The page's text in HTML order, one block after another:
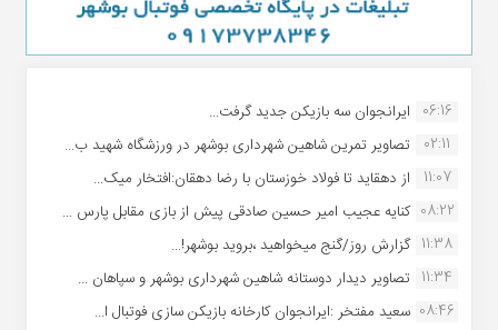
06:16 ایرانجوان سه بازیکن جدید گرفت...
02:11
تصاویر تمرین شاهین شهردارى بوشهر در ورزشگاه شهید ب...
11:07
از دهقاید تا فولاد خوزستان با رضا دهقان:افتخار میک...
08:22 کنایه عجیب امیر حسین صادقی پیش از بازی مقابل پارس ...
11:38 گزارش روز/گنج میخواهید ،بروید بوشهر!...
11:34 تصاویر دیدار دوستانه شاهین شهردارى بوشهر و سپاهان ...
08:46 سعید مفتخر :ایرانجوان کارخانه بازیکن سازی فوتبال ا...